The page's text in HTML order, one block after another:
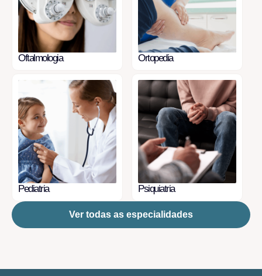
Oftalmologia Ortopedia
Pediatria Psiquiatria
Ver todas as especialidades